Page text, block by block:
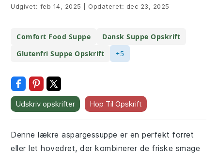
Udgivet: feb 14, 2025 Opdateret: dec 23, 2025
Comfort Food Suppe
Dansk Suppe Opskrift
Glutenfri Suppe Opskrift
+5
Udskriv opskrifter Hop Til Opskrift
Denne lækre aspargessuppe er en perfekt forret
eller let hovedret, der kombinerer de friske smage